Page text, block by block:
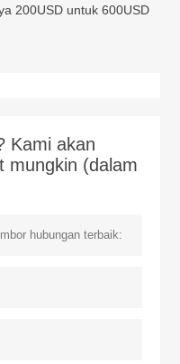
200USD untuk 600USD
Kami akan
mungkin (dalam